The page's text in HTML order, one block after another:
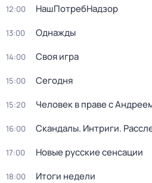
12:00 НашПотребНадзор
13:00 Однажды
14:00 Своя игра
15:00 Сегодня
15:20 Человек в праве с
16:00 Скандалы. Интриги.
17:00 Новые русские сенсации
18:00 Итоги недели